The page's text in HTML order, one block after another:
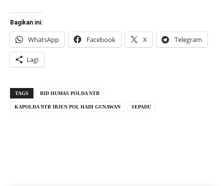
Bagikan ini:
WhatsApp Facebook X Telegram
Lagi
TAGS BID HUMAS POLDA NTB
KAPOLDA NTB IRJEN POL HADI GUNAWAN SEPADU